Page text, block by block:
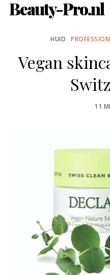
Beauty-Pro.nl
HUID
Vegan
11